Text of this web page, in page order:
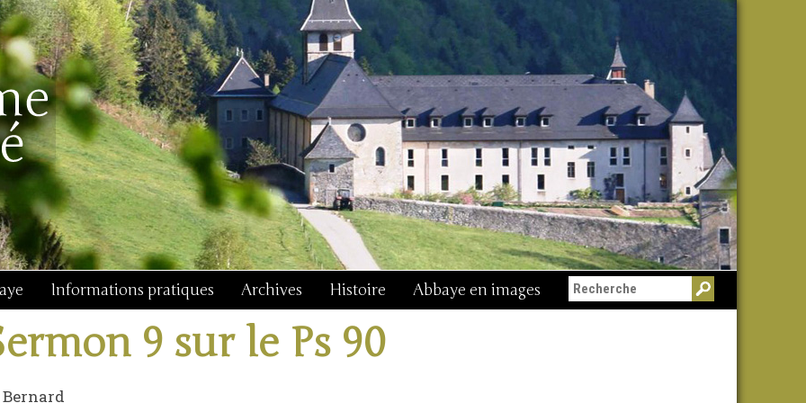
Informations pratiques Archives Histoire Abbaye en images
9 sur le Ps 90
Bernard